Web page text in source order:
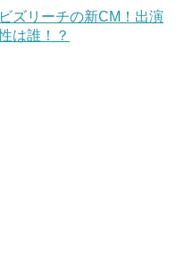
ズリーチの新CM！出演
は誰！？